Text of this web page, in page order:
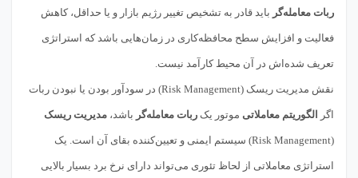
ربات معامله‌گر باید قادر به تشخیص تغییر رژیم بازار و یا حداقل، کاهش
فعالیت و افزایش سطح محافظه‌کاری در زمان‌هایی باشد که استراتژی
تعریف شده‌اش در آن محیط کارآمد نیست.
نقش مدیریت ریسک (Risk Management) در سودآور بودن یا نبودن ربات
اگر الگوریتم معاملاتی موتور یک ربات معامله‌گر باشد، مدیریت ریسک
(Risk Management) سیستم ایمنی و تعیین‌کننده بقای آن است. یک
استراتژی معاملاتی از لحاظ تئوری می‌تواند دارای نرخ برد بسیار بالایی